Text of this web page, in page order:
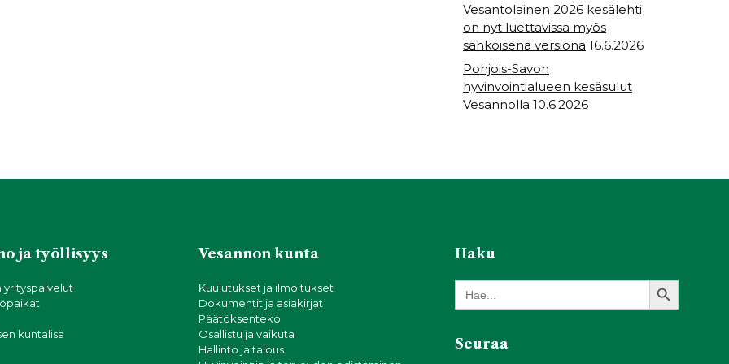
Vesantolainen 2026 kesälehti
on nyt luettavissa myös
sähköisenä versiona 16.6.2026
Pohjois-Savon
hyvinvointialueen kesäsulut
Vesannolla 10.6.2026
ja työllisyys
yrityspalvelut
kuntalisä
Vesannon kunta
Kuulutukset ja ilmoitukset
Dokumentit ja asiakirjat
Päätöksenteko
Osallistu ja vaikuta
Hallinto ja talous
Haku
Search
for:
Search Button
Seuraa